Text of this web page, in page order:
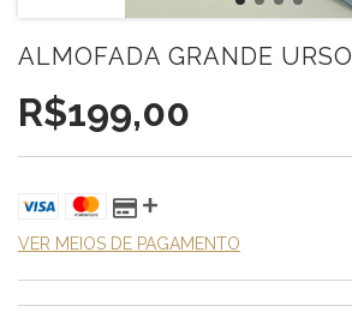
ALMOFADA GRANDE URSO
R$199,00
VER MEIOS DE PAGAMENTO